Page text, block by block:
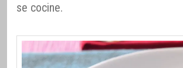
se cocine.